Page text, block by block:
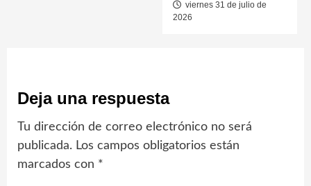
viernes 31 de julio de
2026
Deja una respuesta
Tu dirección de correo electrónico no será
publicada. Los campos obligatorios están
marcados con *